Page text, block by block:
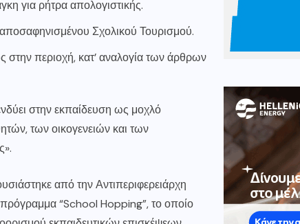
για ρήτρα απολογιστικής.
Σχολικού Τουρισμού.
στην περιοχή, κατ’ αναλογία των άρθρων
στην εκπαίδευση ως μοχλό
των οικογενειών και των
από την Αντιπεριφερειάρχη
“School Hopping”, το οποίο